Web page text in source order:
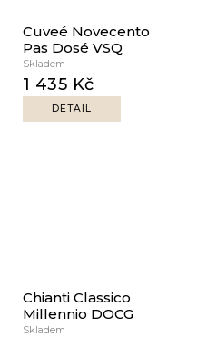
Cuveé Novecento
Pas Dosé VSQ
Skladem
1 435 Kč
DETAIL
Chianti Classico
Millennio DOCG
Skladem